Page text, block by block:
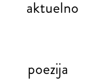
aktuelno
poezija